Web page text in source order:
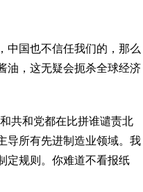
中国也不信任我们的，那么
油，这无疑会扼杀全球经济
共和党都在比拼谁谴责北
导所有先进制造业领域。我
定规则。你难道不看报纸